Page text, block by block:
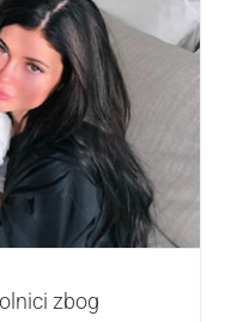
alergijske reakcije
zbog